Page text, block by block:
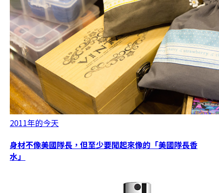
2011年的今天
身材不像美國隊長，但至少要聞起來像的「美國隊長香
水」